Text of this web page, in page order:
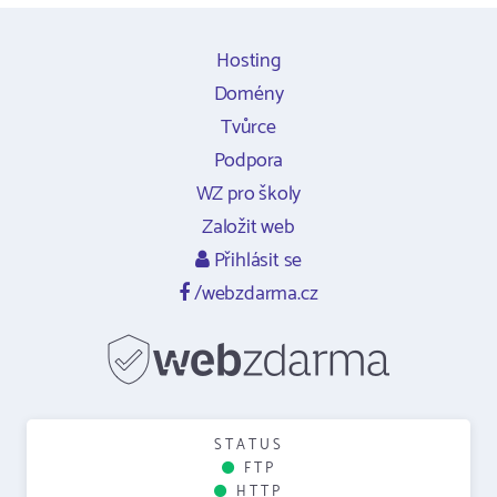
Hosting
Domény
Tvůrce
Podpora
WZ pro školy
Založit web
Přihlásit se
/webzdarma.cz
STATUS
FTP
HTTP